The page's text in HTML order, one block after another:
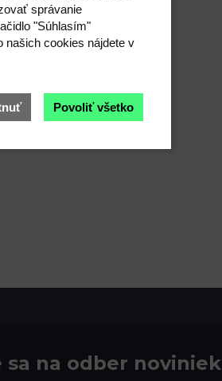
sa na odber noviniek
správanie
"Súhlasím"
našich cookies nájdete v
Povoliť všetko